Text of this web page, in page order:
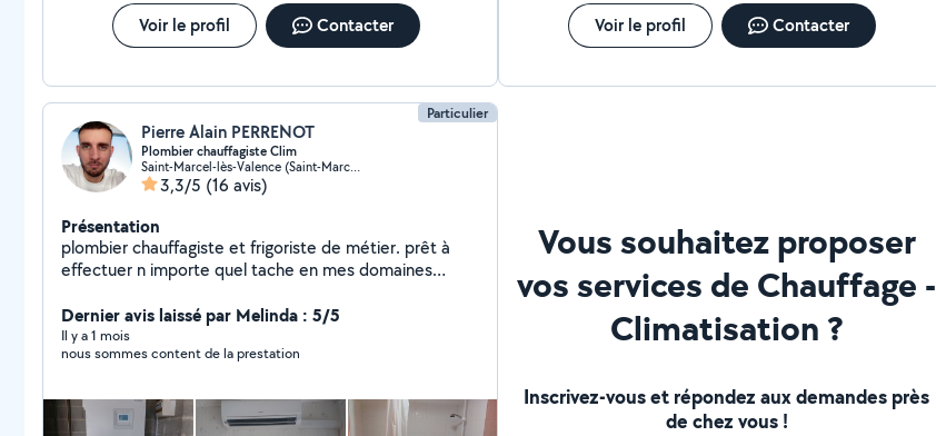
Voir le profil Contacter Voir le profil Contacter
Particulier
Pierre Alain PERRENOT
Plombier chauffagiste Clim
Saint-Marcel-lès-Valence (Saint-Marcel-lès-Valence)
3,3/5 (16 avis)
Présentation
plombier chauffagiste et frigoriste de métier. prêt à
effectuer n importe quel tache en mes domaines
Dernier avis laissé par Melinda : 5/5
Il y a 1 mois
nous sommes content de la prestation
Vous souhaitez proposer
vos services de Chauffage -
Climatisation ?
Inscrivez-vous et répondez aux demandes près
de chez vous !